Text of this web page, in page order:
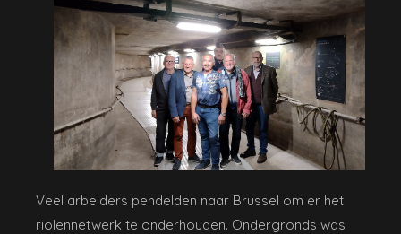
Veel arbeiders pendelden naar Brussel om er het
riolennetwerk te onderhouden. Ondergronds was